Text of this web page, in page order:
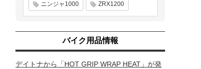
ニンジャ1000 ZRX1200
バイク用品情報
デイトナから「HOT GRIP WRAP HEAT」が発